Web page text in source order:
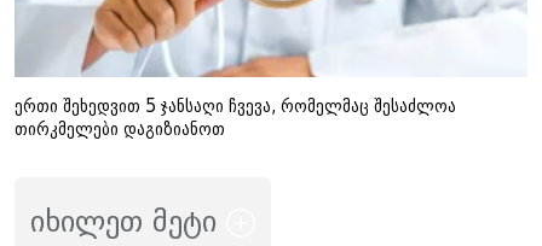
ერთი შეხედვით 5 ჯანსაღი ჩვევა, რომელმაც შესაძლოა
თირკმელები დაგიზიანოთ
იხილეთ მეტი